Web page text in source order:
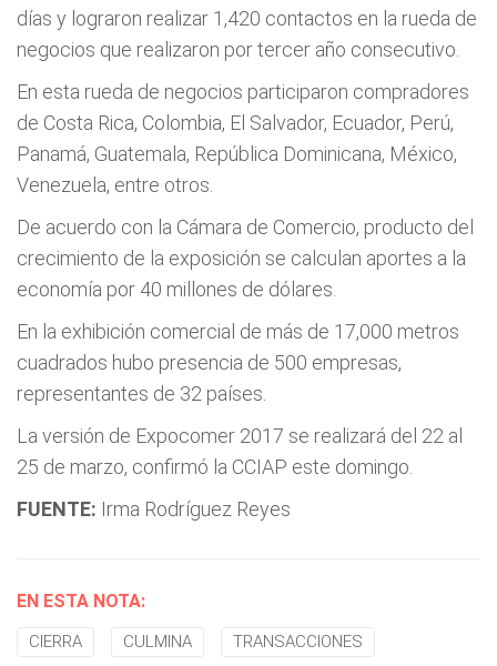
días y lograron realizar 1,420 contactos en la rueda de
negocios que realizaron por tercer año consecutivo.
En esta rueda de negocios participaron compradores
de Costa Rica, Colombia, El Salvador, Ecuador, Perú,
Panamá, Guatemala, República Dominicana, México,
Venezuela, entre otros.
De acuerdo con la Cámara de Comercio, producto del
crecimiento de la exposición se calculan aportes a la
economía por 40 millones de dólares.
En la exhibición comercial de más de 17,000 metros
cuadrados hubo presencia de 500 empresas,
representantes de 32 países.
La versión de Expocomer 2017 se realizará del 22 al
25 de marzo, confirmó la CCIAP este domingo.
FUENTE: Irma Rodríguez Reyes
EN ESTA NOTA:
CIERRA CULMINA TRANSACCIONES